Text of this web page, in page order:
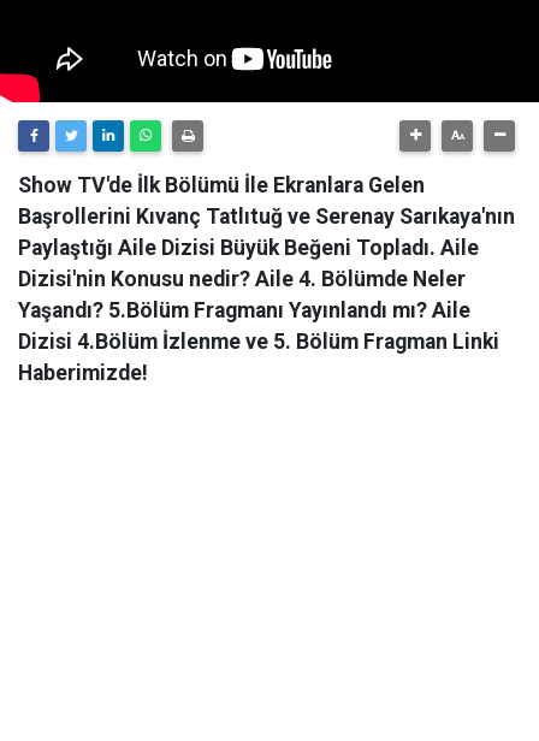
Show TV'de İlk Bölümü İle Ekranlara Gelen
Başrollerini Kıvanç Tatlıtuğ ve Serenay Sarıkaya'nın
Paylaştığı Aile Dizisi Büyük Beğeni Topladı. Aile
Dizisi'nin Konusu nedir? Aile 4. Bölümde Neler
Yaşandı? 5.Bölüm Fragmanı Yayınlandı mı? Aile
Dizisi 4.Bölüm İzlenme ve 5. Bölüm Fragman Linki
Haberimizde!